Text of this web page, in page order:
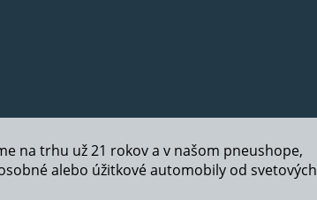
na trhu už 21 rokov a v našom pneushope,
alebo úžitkové automobily od svetových